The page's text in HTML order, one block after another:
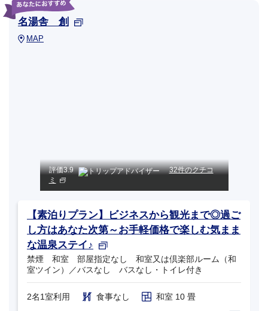
名湯舎 創
MAP
評価3.9
32件のクチコ
ミ
【素泊りプラン】ビジネスから観光まで◎過ご
し方はあなた次第～お手軽価格で楽しむ気まま
な温泉ステイ♪
禁煙 和室 部屋指定なし 和室又は倶楽部ルーム（和
室ツイン）／バスなし バスなし・トイレ付き
2名1室利用 食事なし 和室 10 畳